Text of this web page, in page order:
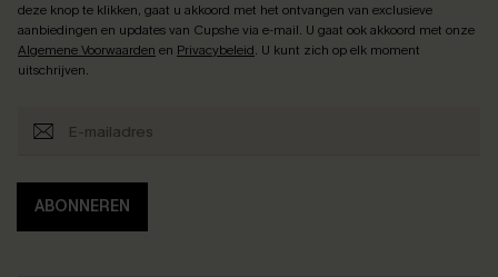
deze knop te klikken, gaat u akkoord met het ontvangen van exclusieve
aanbiedingen en updates van Cupshe via e-mail. U gaat ook akkoord met onze
Algemene Voorwaarden en Privacybeleid. U kunt zich op elk moment
uitschrijven.
ABONNEREN